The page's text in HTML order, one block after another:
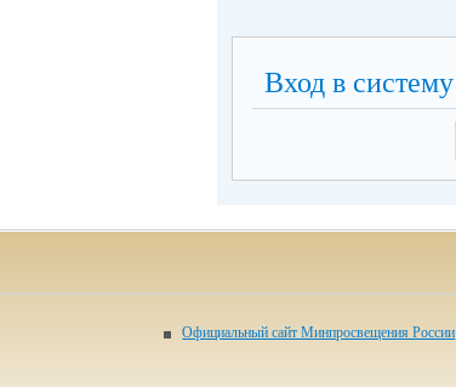
Вход в систему
Официальный сайт Минпросвещения России